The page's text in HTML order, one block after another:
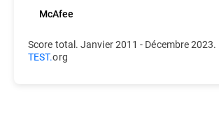
McAfee
Score total. Janvier 2011 - Décembre
TEST.org